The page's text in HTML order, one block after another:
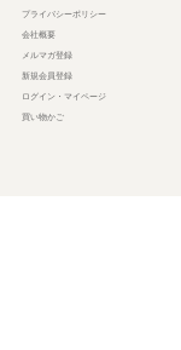
プライバシーポリシー
会社概要
メルマガ登録
新規会員登録
ログイン・マイページ
買い物かご